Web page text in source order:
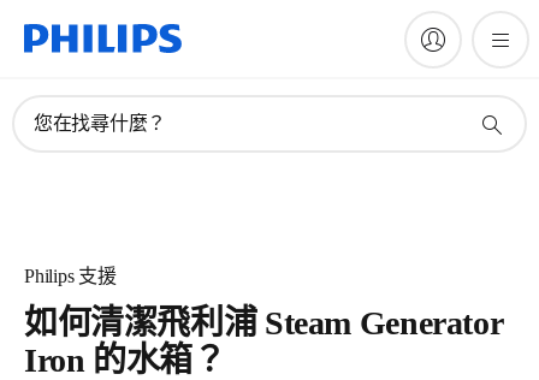
您在找尋什麼？
Philips 支援
如何清潔飛利浦 Steam Generator
Iron 的水箱？